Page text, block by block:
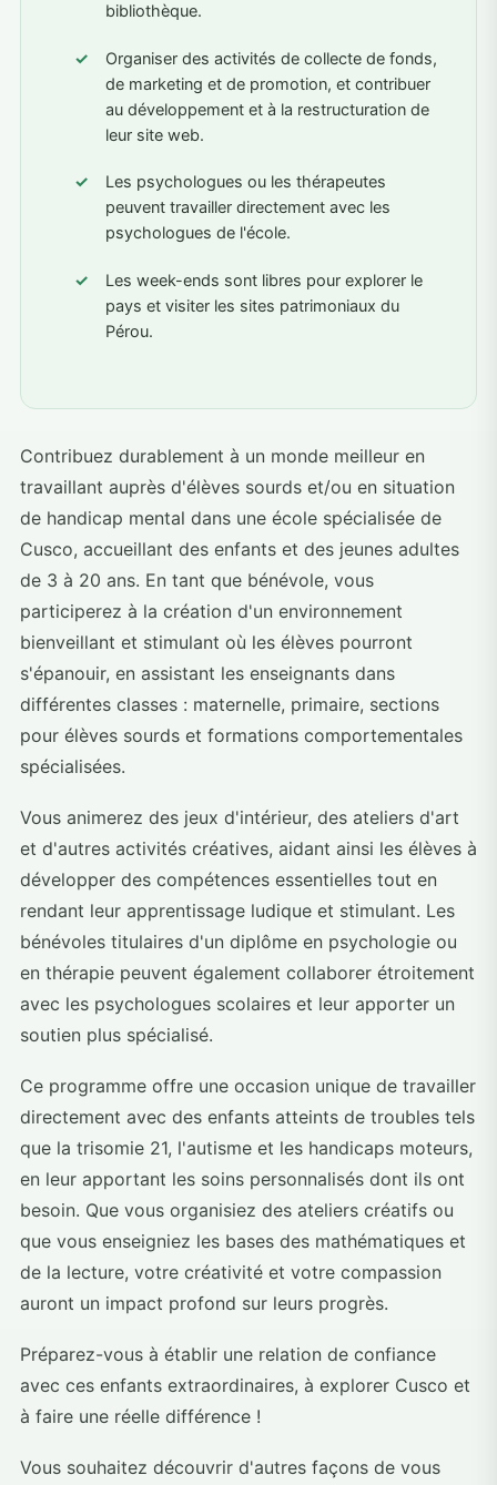
bibliothèque.
Organiser des activités de collecte de fonds,
de marketing et de promotion, et contribuer
au développement et à la restructuration de
leur site web.
Les psychologues ou les thérapeutes
peuvent travailler directement avec les
psychologues de l'école.
Les week-ends sont libres pour explorer le
pays et visiter les sites patrimoniaux du
Pérou.
Contribuez durablement à un monde meilleur en
travaillant auprès d'élèves sourds et/ou en situation
de handicap mental dans une école spécialisée de
Cusco, accueillant des enfants et des jeunes adultes
de 3 à 20 ans. En tant que bénévole, vous
participerez à la création d'un environnement
bienveillant et stimulant où les élèves pourront
s'épanouir, en assistant les enseignants dans
différentes classes : maternelle, primaire, sections
pour élèves sourds et formations comportementales
spécialisées.
Vous animerez des jeux d'intérieur, des ateliers d'art
et d'autres activités créatives, aidant ainsi les élèves à
développer des compétences essentielles tout en
rendant leur apprentissage ludique et stimulant. Les
bénévoles titulaires d'un diplôme en psychologie ou
en thérapie peuvent également collaborer étroitement
avec les psychologues scolaires et leur apporter un
soutien plus spécialisé.
Ce programme offre une occasion unique de travailler
directement avec des enfants atteints de troubles tels
que la trisomie 21, l'autisme et les handicaps moteurs,
en leur apportant les soins personnalisés dont ils ont
besoin. Que vous organisiez des ateliers créatifs ou
que vous enseigniez les bases des mathématiques et
de la lecture, votre créativité et votre compassion
auront un impact profond sur leurs progrès.
Préparez-vous à établir une relation de confiance
avec ces enfants extraordinaires, à explorer Cusco et
à faire une réelle différence !
Vous souhaitez découvrir d'autres façons de vous